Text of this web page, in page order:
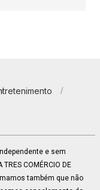
e sem
COMÉRCIO DE
também que não